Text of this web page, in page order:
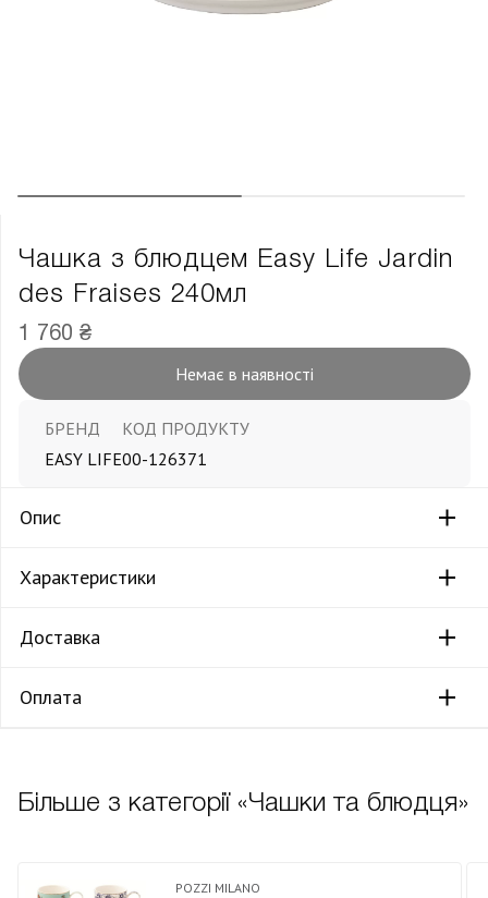
Чашка з блюдцем Easy Life Jardin
des Fraises 240мл
1 760 ₴
Немає в наявності
БРЕНД
EASY LIFE
КОД ПРОДУКТУ
00-126371
Опис
Характеристики
Доставка
Оплата
Більше з категорії «Чашки та блюдця»
POZZI MILANO